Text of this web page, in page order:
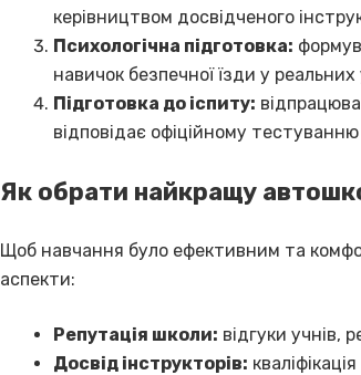
керівництвом досвідченого
Психологічна підготовка:
навичок безпечної їзди у
Підготовка до іспиту:
відповідає офіційному
Як обрати найкращу
Щоб навчання було ефективним та
аспекти:
Репутація школи: відгуки учнів,
Досвід інструкторів: